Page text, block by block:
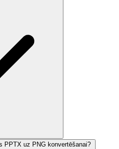
PPTX uz PNG konvertēšanai?